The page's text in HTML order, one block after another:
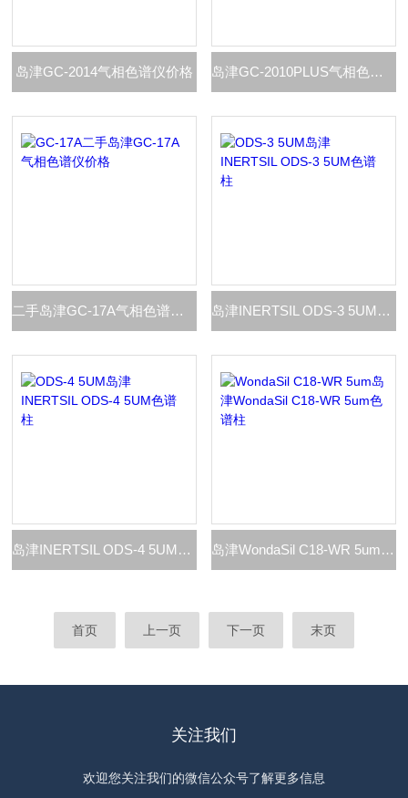
岛津GC-2014气相色谱仪价格 岛津GC-2010PLUS气相色谱仪价格
二手岛津GC-17A气相色谱仪价格 岛津INERTSIL ODS-3 5UM色谱柱
岛津INERTSIL ODS-4 5UM色谱柱 岛津WondaSil C18-WR 5um色谱柱
首页 上一页 下一页 末页
关注我们
欢迎您关注我们的微信公众号了解更多信息